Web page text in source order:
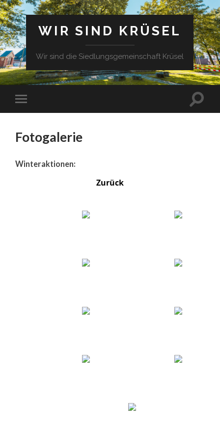
WIR SIND KRÜSEL
Wir sind die Siedlungsgemeinschaft Krüsel
Fotogalerie
Winteraktionen:
Zurück